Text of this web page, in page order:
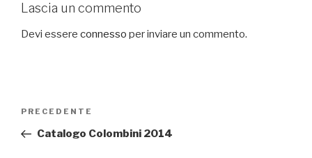
Lascia un commento
Devi essere connesso per inviare un commento.
Navigazione
Articolo
precedente:
PRECEDENTE
Catalogo Colombini 2014